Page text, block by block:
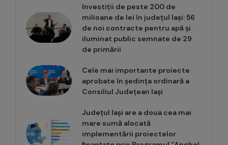
Investiții de peste 200 de
milioane de lei în județul Iași: 56
de noi contracte pentru apă și
iluminat public semnate de 29
de primării
Cele mai importante proiecte
aprobate în ședința ordinară a
Consiliul Județean Iași
Județul Iași are a doua cea mai
mare sumă alocată
implementării proiectelor